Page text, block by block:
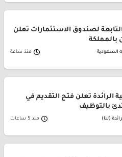
لصندوق الاستثمارات تعلن
بالمملكة
السعودية منذ ساعة
الرائدة تعلن فتح التقديم في
بالتوظيف
(لنا) منذ 5 ساعات